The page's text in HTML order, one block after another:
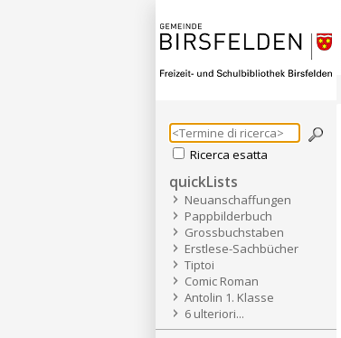
Ricerca esatta
quickLists
Neuanschaffungen
Pappbilderbuch
Grossbuchstaben
Erstlese-Sachbücher
Tiptoi
Comic Roman
Antolin 1. Klasse
6 ulteriori...